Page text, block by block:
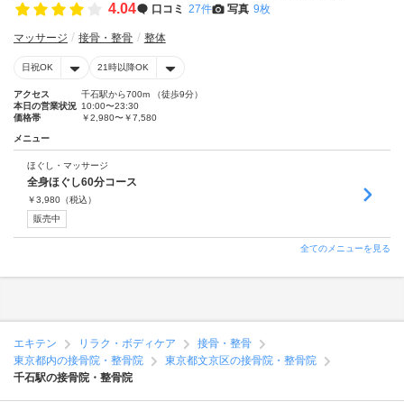
4.04 口コミ 27件 写真 9枚
マッサージ 接骨・整骨 整体
日祝OK 21時以降OK
アクセス
千石駅から700m （徒歩9分）
本日の営業状況 10:00〜23:30
価格帯
￥2,980〜￥7,580
メニュー
ほぐし・マッサージ
全身ほぐし60分コース
￥3,980 （税込）
販売中
全てのメニューを見る
エキテン リラク・ボディケア
接骨・整骨
東京都内の接骨院・整骨院
東京都文京区の接骨院・整骨院
千石駅の接骨院・整骨院